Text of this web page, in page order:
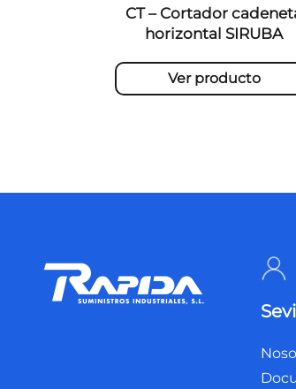
CT – Cortador
horizontal SIRUBA
Ver producto